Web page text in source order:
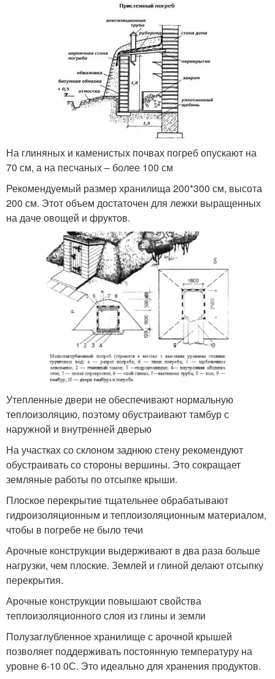
На глиняных и каменистых почвах погреб опускают на
70 см, а на песчаных – более 100 см
Рекомендуемый размер хранилища 200*300 см, высота
200 см. Этот объем достаточен для лежки выращенных
на даче овощей и фруктов.
Утепленные двери не обеспечивают нормальную
теплоизоляцию, поэтому обустраивают тамбур с
наружной и внутренней дверью
На участках со склоном заднюю стену рекомендуют
обустраивать со стороны вершины. Это сокращает
земляные работы по отсыпке крыши.
Плоское перекрытие тщательнее обрабатывают
гидроизоляционным и теплоизоляционным материалом,
чтобы в погребе не было течи
Арочные конструкции выдерживают в два раза больше
нагрузки, чем плоские. Землей и глиной делают отсыпку
перекрытия.
Арочные конструкции повышают свойства
теплоизоляционного слоя из глины и земли
Полузаглубленное хранилище с арочной крышей
позволяет поддерживать постоянную температуру на
уровне 6-10 0С. Это идеально для хранения продуктов.